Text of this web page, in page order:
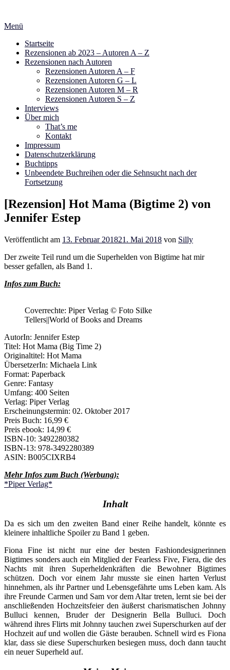
springen
Menü
Startseite
Rezensionen ab 2023 – Autoren A – Z
Rezensionen nach Autoren
Rezensionen Autoren A – F
Rezensionen Autoren G – L
Rezensionen Autoren M – R
Rezensionen Autoren S – Z
Interviews
Über mich
That’s me
Kontakt
Impressum
Datenschutzerklärung
Buchtipps
Unbeendete Buchreihen oder die Sehnsucht nach der
Fortsetzung
[Rezension] Hot Mama (Bigtime 2) von
Jennifer Estep
Veröffentlicht am 13. Februar 201821. Mai 2018 von Silly
Der zweite Teil rund um die Superhelden von Bigtime hat mir
besser gefallen, als Band 1.
Infos zum Buch:
Coverrechte: Piper Verlag © Foto Silke
Tellers||World of Books and Dreams
AutorIn: Jennifer Estep
Titel: Hot Mama (Big Time 2)
Originaltitel: Hot Mama
ÜbersetzerIn: Michaela Link
Format: Paperback
Genre: Fantasy
Umfang: 400 Seiten
Verlag: Piper Verlag
Erscheinungstermin: 02. Oktober 2017
Preis Buch: 16,99 €
Preis ebook: 14,99 €
ISBN-10: 3492280382
ISBN-13: 978-3492280389
ASIN: B005CIXRB4
Mehr Infos zum Buch (Werbung):
*Piper Verlag*
Inhalt
Da es sich um den zweiten Band einer Reihe handelt, könnte es
kleinere inhaltliche Spoiler zu Band 1 geben.
Fiona Fine ist nicht nur eine der besten Fashiondesignerinnen
Bigtimes sonders auch ein Mitglied der Fearless Five, Fiera, die des
Nachts mit ihren Superheldenkräften die Bewohner Bigtimes
schützen. Doch vor einem Jahr musste sie einen harten Verlust
hinnehmen, als ihr Partner und Lebensgefährte ums Leben kam. Als
ihre Freunde Carmen und Sam vor dem Altar treten, lernt sie bei der
anschließenden Hochzeitsfeier den äußerst charismatischen Johnny
Bulluci kennen, Bruder der Designerin Bella Bulluci. Doch
während ihres Flirts mit Johnny tauchen zwei Superschurken auf der
Hochzeit auf und wollen die Gäste berauben. Schnell wird es Fiona
klar, dass sie diese Superschurken besiegen muss, doch dann taucht
ein neuer Superheld auf.